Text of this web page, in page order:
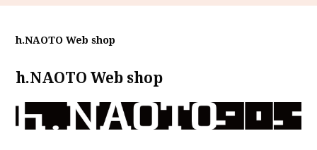
h.NAOTO Web shop
h.NAOTO Web shop